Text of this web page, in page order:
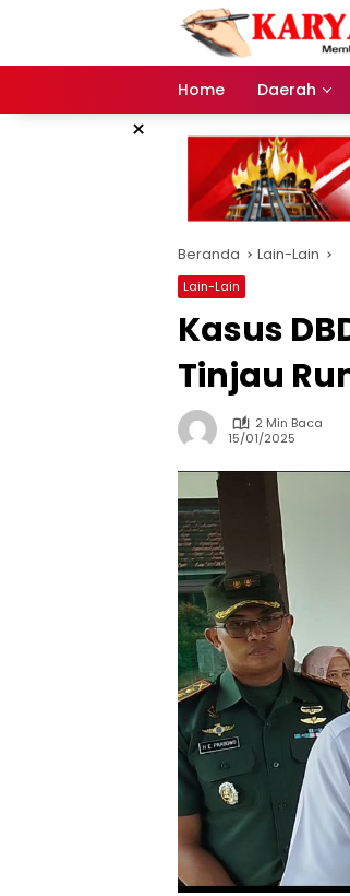
Home Daerah
×
Beranda Lain-Lain
Lain-Lain
Kasus
Tinjau
2 Min Baca
15/01/2025